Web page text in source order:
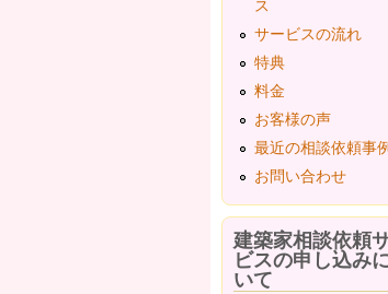
ス
サービスの流れ
特典
料金
お客様の声
最近の相談依頼事
お問い合わせ
建築家相談依頼
ビスの申し込み
いて